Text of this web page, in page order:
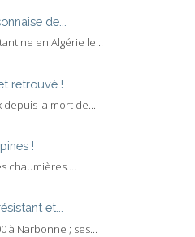
de...
en Algérie le...
retrouvé !
la mort de...
!
chaumières....
et...
Narbonne ; ses...